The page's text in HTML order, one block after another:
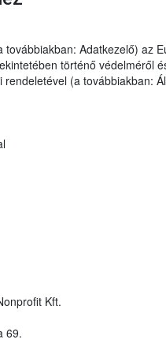
Adatkezelő) az
történő védelméről
(a továbbiakban:
Kft.
69.